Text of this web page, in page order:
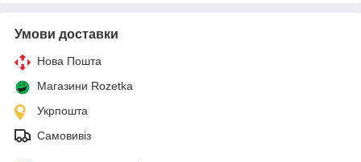
Умови доставки
Нова Пошта
Магазини Rozetka
Укрпошта
Самовивіз